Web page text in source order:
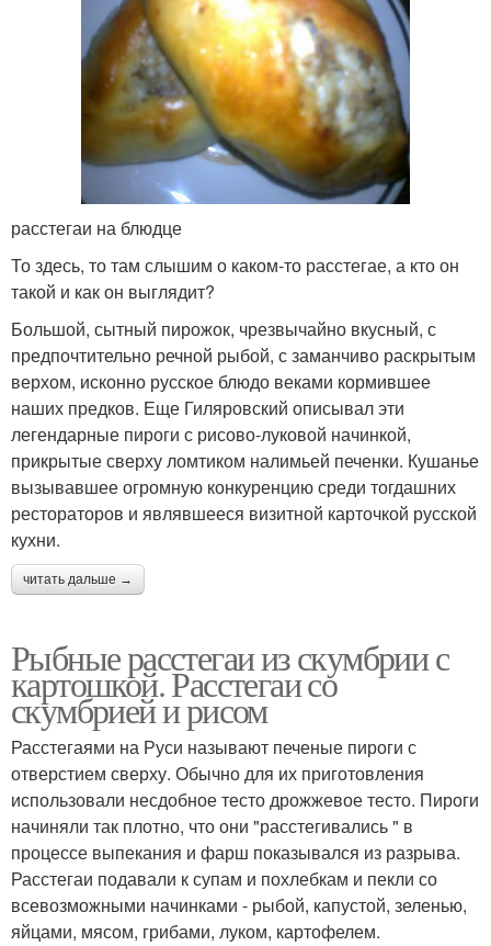
расстегаи на блюдце
То здесь, то там слышим о каком-то расстегае, а кто он
такой и как он выглядит?
Большой, сытный пирожок, чрезвычайно вкусный, с
предпочтительно речной рыбой, с заманчиво раскрытым
верхом, исконно русское блюдо веками кормившее
наших предков. Еще Гиляровский описывал эти
легендарные пироги с рисово-луковой начинкой,
прикрытые сверху ломтиком налимьей печенки. Кушанье
вызывавшее огромную конкуренцию среди тогдашних
рестораторов и являвшееся визитной карточкой русской
кухни.
читать дальше →
Рыбные расстегаи из скумбрии с
картошкой. Расстегаи со
скумбрией и рисом
Расстегаями на Руси называют печеные пироги с
отверстием сверху. Обычно для их приготовления
использовали несдобное тесто дрожжевое тесто. Пироги
начиняли так плотно, что они "расстегивались " в
процессе выпекания и фарш показывался из разрыва.
Расстегаи подавали к супам и похлебкам и пекли со
всевозможными начинками - рыбой, капустой, зеленью,
яйцами, мясом, грибами, луком, картофелем.